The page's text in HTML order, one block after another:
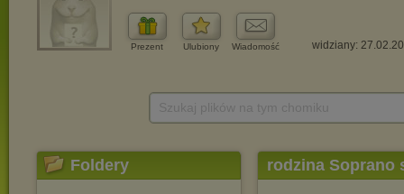
Prezent Ulubiony Wiadomość widziany:
Foldery rodzina Soprano